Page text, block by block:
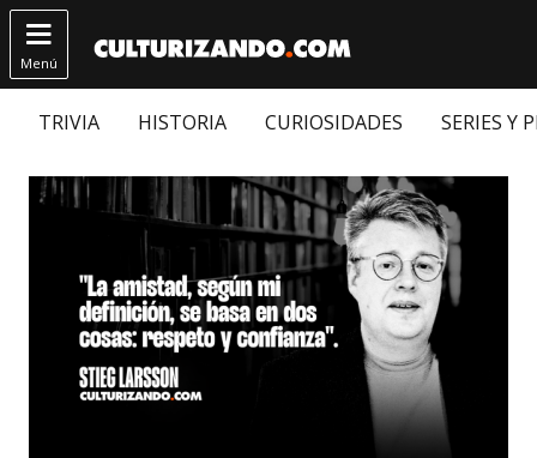

Menú
TRIVIA HISTORIA CURIOSIDADES SERIES Y